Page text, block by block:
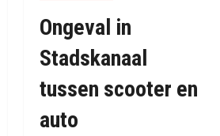
Ongeval in
Stadskanaal
tussen scooter en
auto